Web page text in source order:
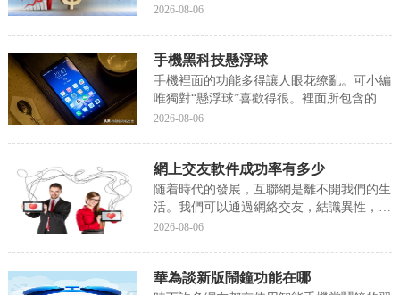
件肯定也是有的，這也說明手遊在我國的市
今天歸客小智帶你了解基本的手遊代理模式
哪些，掌握手...
2026-08-06
手機黑科技懸浮球
手機裡面的功能多得讓人眼花缭亂。可小編
唯獨對“懸浮球”喜歡得很。裡面所包含的功
能簡直就是百寶箱。不信你就往下看.....
不通過實體按鍵操作，就能快速進入特定程
序的作...
2026-08-06
網上交友軟件成功率有多少
随着時代的發展，互聯網是離不開我們的生
活。我們可以通過網絡交友，結識異性，尋
找自己的人生伴侶。随着的交友軟件出現和
交友軟件還是可以尋找到另一半的。但如現
2026-08-06
華為談新版鬧鐘功能在哪